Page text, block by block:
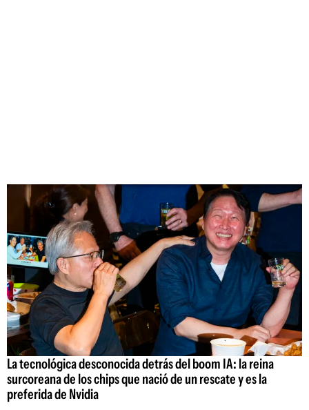
La tecnológica desconocida detrás del boom IA: la reina
surcoreana de los chips que nació de un rescate y es la
preferida de Nvidia